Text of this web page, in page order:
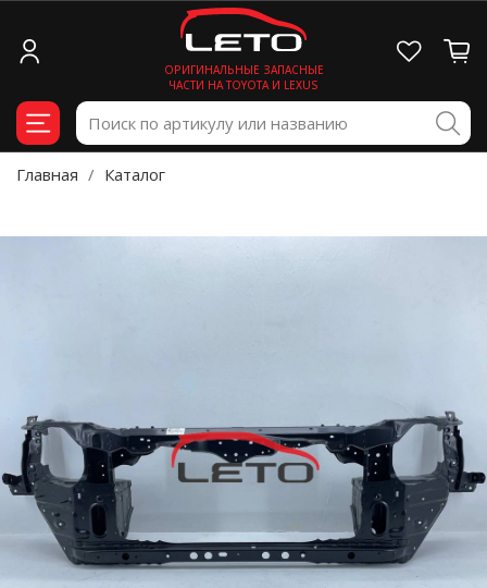
ОРИГИНАЛЬНЫЕ ЗАПАСНЫЕ
ЧАСТИ НА TOYOTA И LEXUS
Главная Каталог